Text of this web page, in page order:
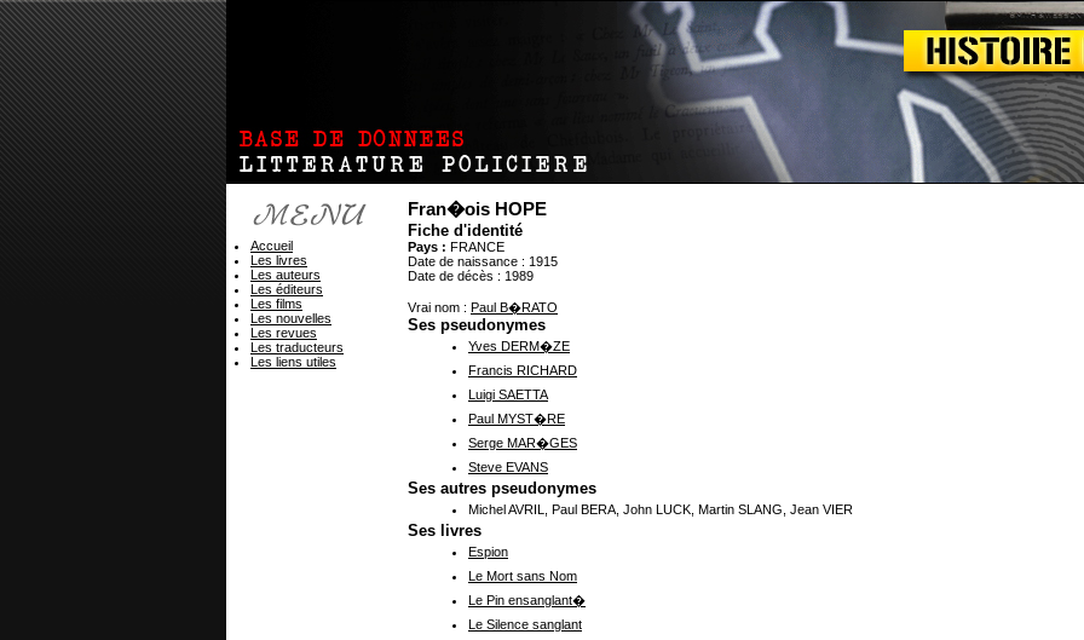
Fran�ois HOPE
Fiche d'identité
Pays : FRANCE
Date de naissance : 1915
Date de décès : 1989
Vrai nom : Paul B�RATO
Ses pseudonymes
Yves DERM�ZE
Francis RICHARD
Luigi SAETTA
Paul MYST�RE
Serge MAR�GES
Steve EVANS
Ses autres pseudonymes
Michel AVRIL, Paul BERA, John LUCK, Martin SLANG, Jean VIER
Ses livres
Espion
Le Mort sans Nom
Le Pin ensanglant�
Le Silence sanglant
Accueil
Les livres
Les auteurs
Les éditeurs
Les films
Les nouvelles
Les revues
Les traducteurs
Les liens utiles